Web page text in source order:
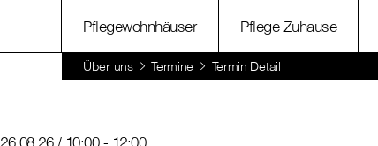
Pflegewohnhäuser Pflege Zuhause
Über uns Termine Termin Detail
26.08.26 / 10:00 - 12:00